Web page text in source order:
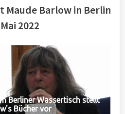
Maude Barlow in Berlin
2022
Berliner Wassertisch stellt
Bücher vor